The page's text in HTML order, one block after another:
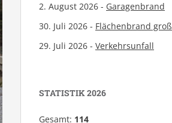
2. August 2026 - Garagenbrand
30. Juli 2026 - Flächenbrand groß
29. Juli 2026 - Verkehrsunfall
STATISTIK 2026
Gesamt: 114